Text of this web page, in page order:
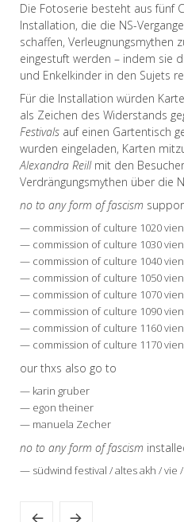
Die Fotoserie besteht aus fünf
Installation, die die NS-
schaffen, Verleugnungsmythen
eingestuft werden – indem sie
und Enkelkinder in den Sujets
Für die Installation würden
als Zeichen des Widerstands
Festivals auf einen Gartentisch
wurden eingeladen, Karten
Alexandra Reillmit den
Verdrängungsmythen über die
no to any form of fascism
— commission of culture 1020
— commission of culture 1030
— commission of culture 1040
— commission of culture 1050
— commission of culture 1070
— commission of culture 1090
— commission of culture 1160
— commission of culture 1170
our thxs also go to
— karin gruber
— egon theiner
— manuela Zecher
no to any form of fascism
— südwind festival / altes akh / vie /